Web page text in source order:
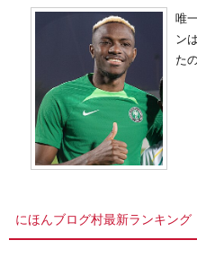
唯
ン
た
にほんブログ村最新ランキング